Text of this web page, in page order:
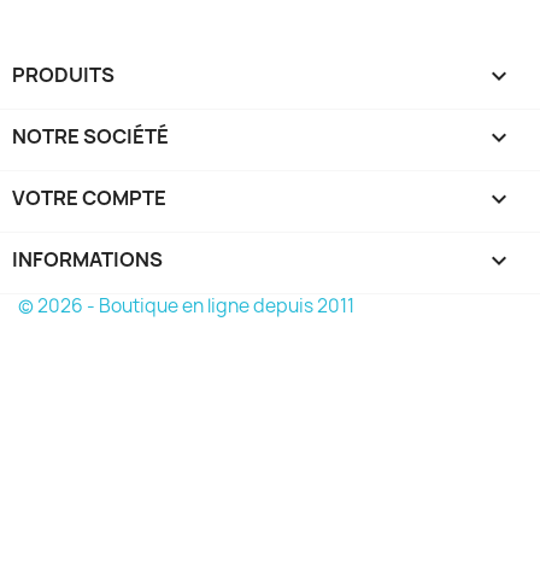
PRODUITS 
NOTRE SOCIÉTÉ 
VOTRE COMPTE 
INFORMATIONS keyboard_arrow_down
© 2026 - Boutique en ligne depuis 2011